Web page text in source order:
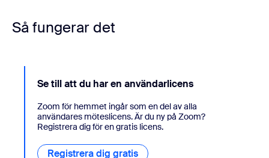
Så fungerar det
Se till att du har en användarlicens
Zoom för hemmet ingår som en del av alla
användares möteslicens. Är du ny på Zoom?
Registrera dig för en gratis licens.
Registrera dig gratis